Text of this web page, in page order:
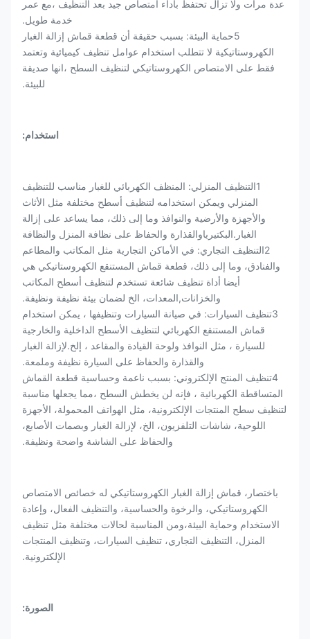
عدة مرات ولا تزال تحتفظ بأداء امتصاص جيد بعد التنظيف ،مع عمر
خدمة طويل.
5حماية البيئة: بسبب حقيقة أن قطعة قماش إزالة الغبار
الكهروستاتيكية لا تتطلب استخدام عوامل تنظيف كيميائية وتعتمد
فقط على الامتصاص الكهروستاتيكي لتنظيف السطح ،انها صديقة
للبيئة.
استخدام:
1التنظيف المنزلي: المنظف الكهربائي للغبار مناسب للتنظيف
المنزلي ويمكن استخدامه لتنظيف أسطح مختلفة مثل الأثاث
والأجهزة والأرضية والنوافذ وما إلى ذلك، مما يساعد على إزالة
الغبار.البكتيرياوالقذارة والحفاظ على نظافة المنزل والنظافة
2التنظيف التجاري: في الأماكن التجارية مثل المكاتب والمطاعم
والفنادق، وما إلى ذلك، قطعة قماش المستنقع الكهروستاتيكي هي
أيضا أداة تنظيف شائعة تستخدم لتنظيف أسطح المكاتب
والخزانات,المعدات، الخ لضمان بيئة نظيفة ونظيفة.
3تنظيف السيارات: في صيانة السيارات وتنظيفها ، يمكن استخدام
قماش المستنقع الكهربائي لتنظيف الأسطح الداخلية والخارجية
للسيارة ، مثل النوافذ ولوحة القيادة والمقاعد ، إلخ.لإزالة الغبار
والقذارة والحفاظ على السيارة نظيفة وملمعة.
4تنظيف المنتج الإلكتروني: بسبب ناعمة وحساسية قطعة القماش
المتساقطة الكهربائية ، فإنه لن يخطش السطح ،مما يجعلها مناسبة
لتنظيف سطح المنتجات الإلكترونية، مثل الهواتف المحمولة، الأجهزة
اللوحية، شاشات التلفزيون، الخ، لإزالة الغبار وبصمات الأصابع،
والحفاظ على الشاشة واضحة ونظيفة.
باختصار، قماش إزالة الغبار الكهروستاتيكي له خصائص الامتصاص
الكهروستاتيكي، والرخوة والحساسية، والتنظيف الفعال، وإعادة
الاستخدام وحماية البيئة،ومن المناسبة لحالات مختلفة مثل تنظيف
المنزل، التنظيف التجاري، تنظيف السيارات، وتنظيف المنتجات
الإلكترونية.
الصورة: